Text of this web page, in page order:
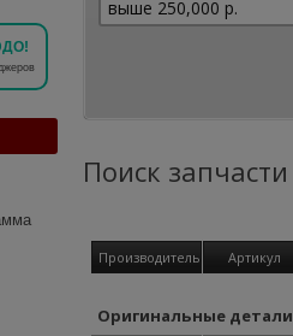
Поиск запчасти
Производитель Артикул
Оригинальные детали